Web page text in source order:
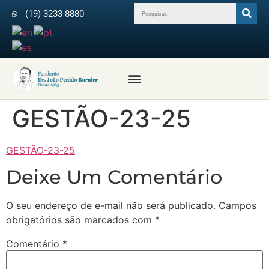
(19) 3233-8880
GESTÃO-23-25
GESTÃO-23-25
Deixe Um Comentário
O seu endereço de e-mail não será publicado. Campos
obrigatórios são marcados com *
Comentário *